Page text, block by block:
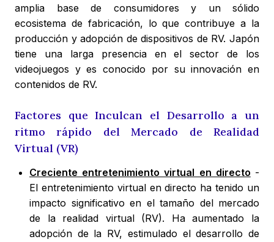
amplia base de consumidores y un sólido
ecosistema de fabricación, lo que contribuye a la
producción y adopción de dispositivos de RV. Japón
tiene una larga presencia en el sector de los
videojuegos y es conocido por su innovación en
contenidos de RV.
Factores que Inculcan el Desarrollo a un
ritmo rápido del Mercado de Realidad
Virtual (VR)
Creciente entretenimiento virtual en directo -
El entretenimiento virtual en directo ha tenido un
impacto significativo en el tamaño del mercado
de la realidad virtual (RV). Ha aumentado la
adopción de la RV, estimulado el desarrollo de